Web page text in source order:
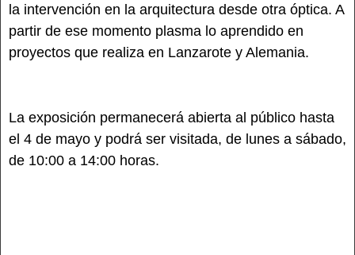
la intervención en la arquitectura desde otra óptica. A
partir de ese momento plasma lo aprendido en
proyectos que realiza en Lanzarote y Alemania.
La exposición permanecerá abierta al público hasta
el 4 de mayo y podrá ser visitada, de lunes a sábado,
de 10:00 a 14:00 horas.